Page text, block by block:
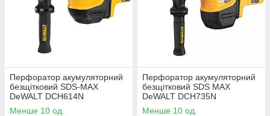
Перфоратор акумуляторний
безщітковий SDS-MAX
DeWALT DCH614N
Менше 10 од.
Перфоратор акумуляторний
безщітковий SDS MAX
DeWALT DCH735N
Менше 10 од.